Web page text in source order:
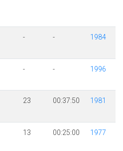
- - 1984
- - 1996
23 00:37:50 1981
13 00:25:00 1977